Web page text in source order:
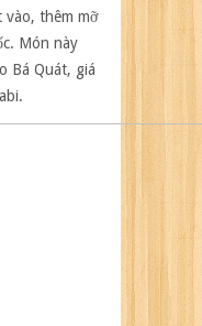
thêm mỡ
Món này
Bá Quát, giá